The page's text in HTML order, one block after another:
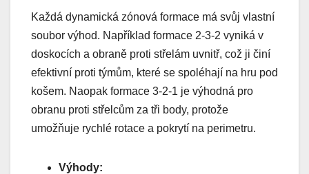
Každá dynamická zónová formace má svůj vlastní
soubor výhod. Například formace 2-3-2 vyniká v
doskocích a obraně proti střelám uvnitř, což ji činí
efektivní proti týmům, které se spoléhají na hru pod
košem. Naopak formace 3-2-1 je výhodná pro
obranu proti střelcům za tři body, protože
umožňuje rychlé rotace a pokrytí na perimetru.
Výhody: